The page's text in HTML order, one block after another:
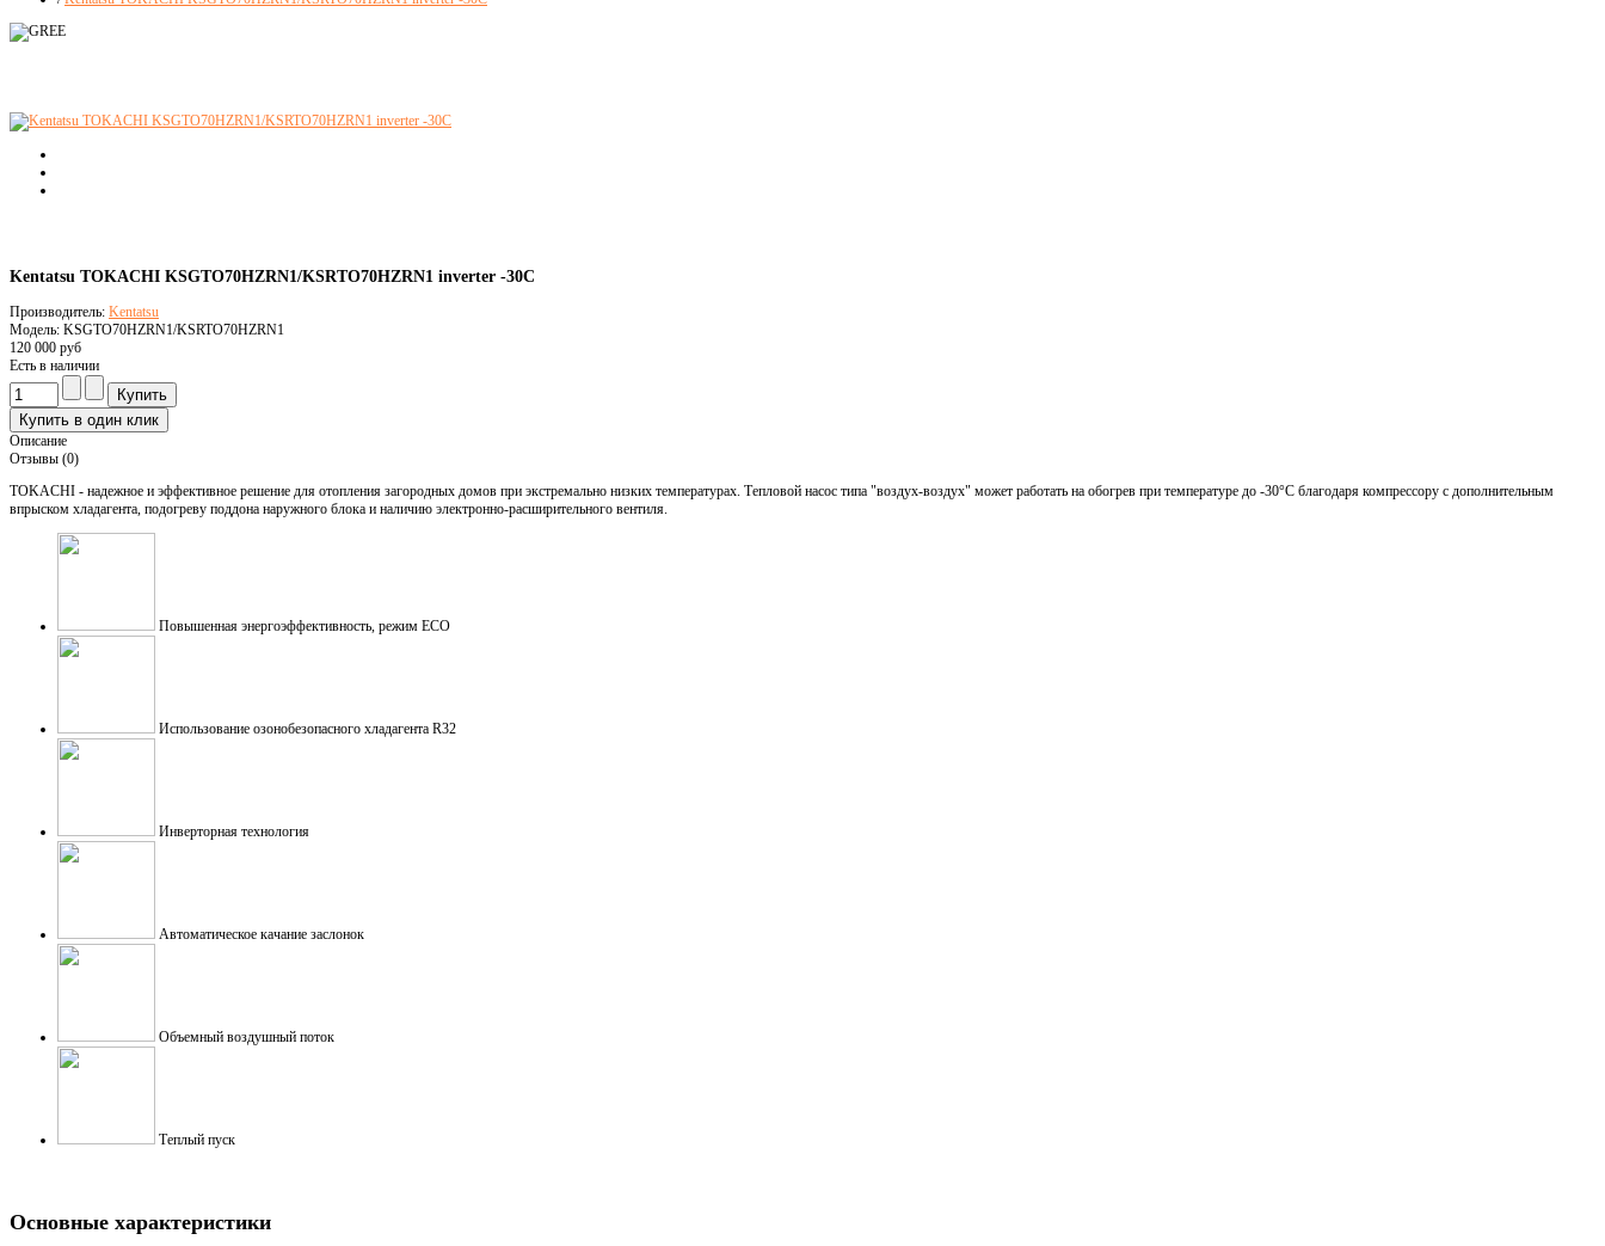
Kentatsu TOKACHI KSGTO70HZRN1/KSRTO70HZRN1 inverter -30C
Производитель: Kentatsu
Модель: KSGTO70HZRN1/KSRTO70HZRN1
120 000 руб
Есть в наличии
Описание
Отзывы (0)
TOKACHI - надежное и эффективное решение для отопления загородных домов при экстремально низких температурах. Тепловой насос типа "воздух-воздух" может работать на обогрев при температуре до -30°C благодаря компрессору с дополнительным
впрыском хладагента, подогреву поддона наружного блока и наличию электронно-расширительного вентиля.
Повышенная энергоэффективность, режим ECO
Использование озонобезопасного хладагента R32
Инверторная технология
Автоматическое качание заслонок
Объемный воздушный поток
Теплый пуск
Основные характеристики